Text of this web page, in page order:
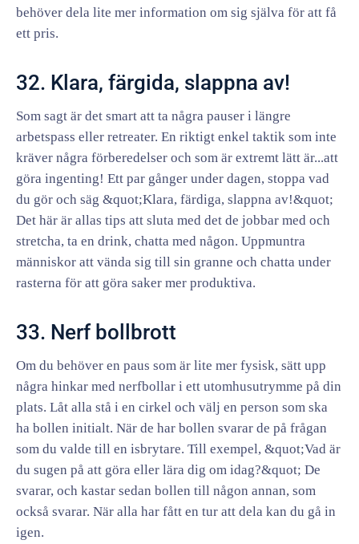
behöver dela lite mer information om sig själva för att få
ett pris.
32. Klara, färgida, slappna av!
Som sagt är det smart att ta några pauser i längre
arbetspass eller retreater. En riktigt enkel taktik som inte
kräver några förberedelser och som är extremt lätt är...att
göra ingenting! Ett par gånger under dagen, stoppa vad
du gör och säg &quot;Klara, färdiga, slappna av!&quot;
Det här är allas tips att sluta med det de jobbar med och
stretcha, ta en drink, chatta med någon. Uppmuntra
människor att vända sig till sin granne och chatta under
rasterna för att göra saker mer produktiva.
33. Nerf bollbrott
Om du behöver en paus som är lite mer fysisk, sätt upp
några hinkar med nerfbollar i ett utomhusutrymme på din
plats. Låt alla stå i en cirkel och välj en person som ska
ha bollen initialt. När de har bollen svarar de på frågan
som du valde till en isbrytare. Till exempel, &quot;Vad är
du sugen på att göra eller lära dig om idag?&quot; De
svarar, och kastar sedan bollen till någon annan, som
också svarar. När alla har fått en tur att dela kan du gå in
igen.